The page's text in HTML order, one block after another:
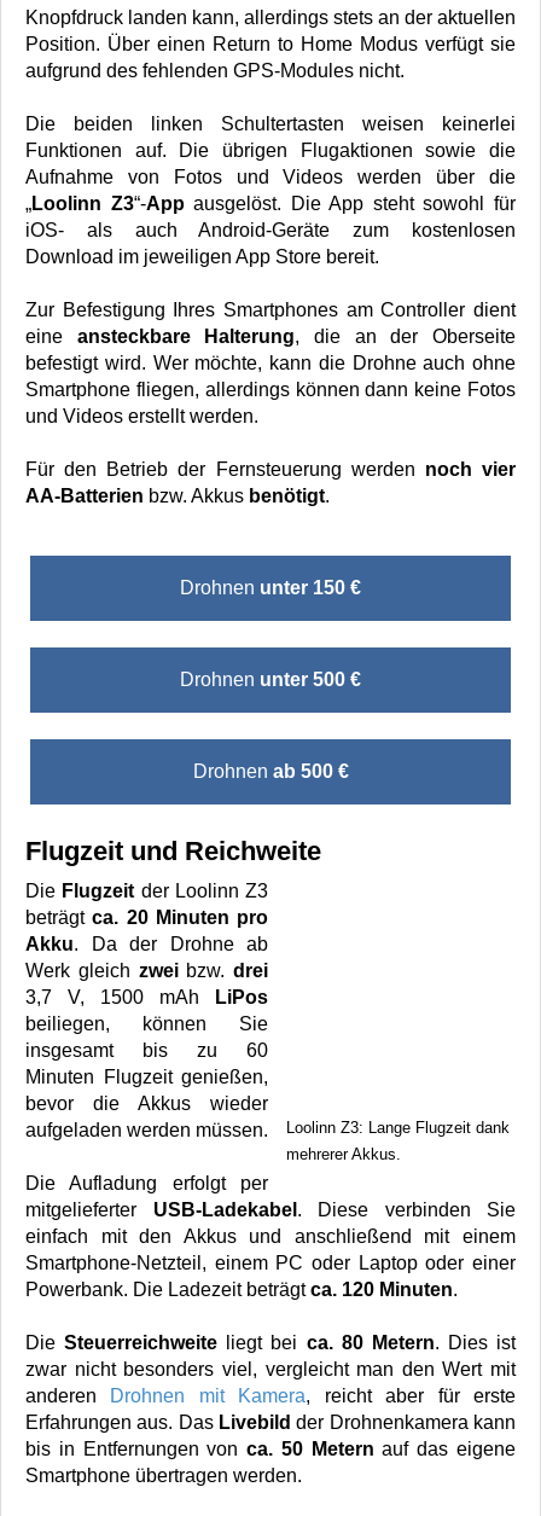
Knopfdruck landen kann, allerdings stets an der aktuellen
Position. Über einen Return to Home Modus verfügt sie
aufgrund des fehlenden GPS-Modules nicht.
Die beiden linken Schultertasten weisen keinerlei
Funktionen auf. Die übrigen Flugaktionen sowie die
Aufnahme von Fotos und Videos werden über die
„Loolinn Z3“-Appausgelöst. Die App steht sowohl für
iOS- als auch Android-Geräte zum kostenlosen
Download im jeweiligen App Store bereit.
Zur Befestigung Ihres Smartphones am Controller dient
eine ansteckbare Halterung, die an der Oberseite
befestigt wird. Wer möchte, kann die Drohne auch ohne
Smartphone fliegen, allerdings können dann keine Fotos
und Videos erstellt werden.
Für den Betrieb der Fernsteuerung werden noch vier
AA-Batterien bzw. Akkus benötigt.
Drohnen unter 150 €
Drohnen unter 500 €
Drohnen ab 500 €
Flugzeit und Reichweite
Loolinn Z3: Lange Flugzeit dank
mehrerer Akkus.
Die Flugzeitder Loolinn Z3
beträgtca. 20 Minuten pro
Akku. Da der Drohne ab
Werk gleich zweibzw. drei
3,7 V, 1500 mAh
LiPos
beiliegen, können Sie
insgesamt bis zu 60
Minuten Flugzeit genießen,
bevor die Akkus wieder
aufgeladen werden müssen.
Die Aufladung erfolgt per
mitgelieferter USB-Ladekabel . Diese verbinden Sie
einfach mit den Akkus und anschließend mit einem
Smartphone-Netzteil, einem PC oder Laptop oder einer
Powerbank. Die Ladezeit beträgtca. 120 Minuten.
DieSteuerreichweite liegt bei ca. 80 Metern. Dies ist
zwar nicht besonders viel, vergleicht man den Wert mit
anderen Drohnen mit Kamera, reicht aber für erste
Erfahrungen aus. Das Livebild der Drohnenkamera kann
bis in Entfernungen vonca. 50 Metern auf das eigene
Smartphone übertragen werden.